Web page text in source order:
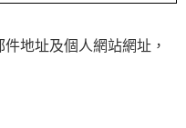
地址及個人網站網址，